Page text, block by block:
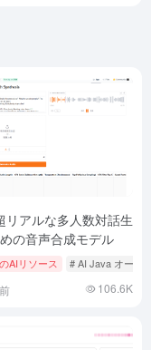
ジェクト # AIローカライズチ
リアルな多人数対話生
の音声合成モデル
AIリソース # AI Java オープ
106.6K